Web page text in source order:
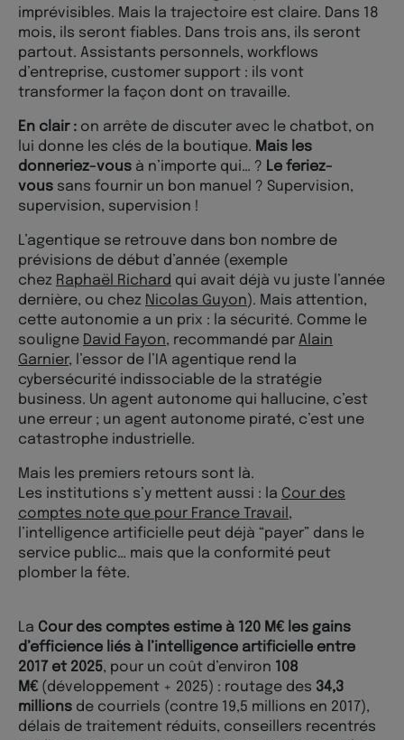
imprévisibles. Mais la trajectoire est claire. Dans 18
mois, ils seront fiables. Dans trois ans, ils seront
partout. Assistants personnels, workflows
d’entreprise, customer support : ils vont
transformer la façon dont on travaille.
En clair : on arrête de discuter avec le chatbot, on
lui donne les clés de la boutique. Mais les
donneriez-vous à n’importe qui… ? Le feriez-
vous sans fournir un bon manuel ? Supervision,
supervision, supervision !
L’agentique se retrouve dans bon nombre de
prévisions de début d’année (exemple
chez Raphaël Richard qui avait déjà vu juste l’année
dernière, ou chez Nicolas Guyon). Mais attention,
cette autonomie a un prix : la sécurité. Comme le
souligne David Fayon, recommandé par Alain
Garnier, l’essor de l’IA agentique rend la
cybersécurité indissociable de la stratégie
business. Un agent autonome qui hallucine, c’est
une erreur ; un agent autonome piraté, c’est une
catastrophe industrielle.
Mais les premiers retours sont là.
Les institutions s’y mettent aussi : la Cour des
comptes note que pour France Travail ,
l’intelligence artificielle peut déjà “payer” dans le
service public… mais que la conformité peut
plomber la fête.
La Cour des comptes estime à 120 M€ les gains
d’efficience liés à l’intelligence artificielle entre
2017 et 2025, pour un coût d’environ 108
M€ (développement + 2025) : routage des 34,3
millions de courriels (contre 19,5 millions en 2017),
délais de traitement réduits, conseillers recentrés